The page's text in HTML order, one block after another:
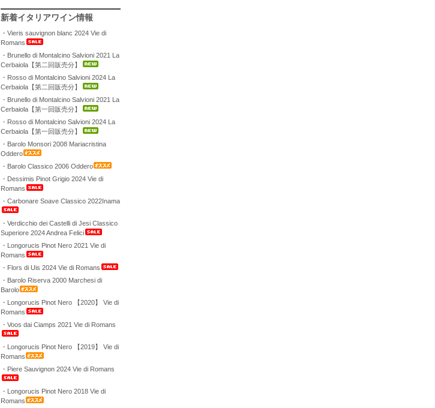
新着イタリアワイン情報
・Vieris sauvignon blanc 2024 Vie di
Romans
・Brunello di Montalcino Salvioni 2021 La
Cerbaiola【第二回販売分】
・Rosso di Montalcino Salvioni 2024 La
Cerbaiola【第二回販売分】
・Brunello di Montalcino Salvioni 2021 La
Cerbaiola【第一回販売分】
・Rosso di Montalcino Salvioni 2024 La
Cerbaiola【第一回販売分】
・Barolo Monsori 2008 Mariacristina
Oddero
・Barolo Classico 2006 Oddero
・Dessimis Pinot Grigio 2024 Vie di
Romans
・Carbonare Soave Classico 2022Inama
・Verdicchio dei Castelli di Jesi Classico
Superiore 2024 Andrea Felici
・Longorucis Pinot Nero 2021 Vie di
Romans
・Flors di Uis 2024 Vie di Romans
・Barolo Riserva 2000 Marchesi di
Barolo
・Longorucis Pinot Nero 【2020】 Vie di
Romans
・Voos dai Ciamps 2021 Vie di Romans
・Longorucis Pinot Nero 【2019】 Vie di
Romans
・Piere Sauvignon 2024 Vie di Romans
・Longorucis Pinot Nero 2018 Vie di
Romans